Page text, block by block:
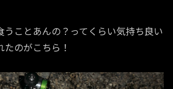
うことあんの？ってくらい気持ち良い
のがこちら！